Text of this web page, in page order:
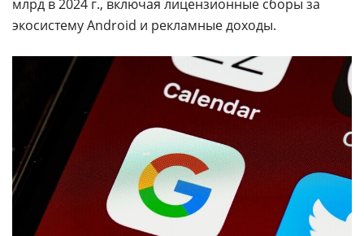
млрд в 2024 г., включая лицензионные сборы за
экосистему Android и рекламные доходы.